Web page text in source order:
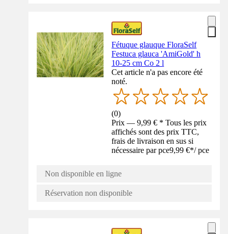
Fétuque glauque FloraSelf
Festuca glauca 'AmiGold' h
10-25 cm Co 2 l
Cet article n'a pas encore été
noté.
(0)
Prix — 9,99 € * Tous les prix
affichés sont des prix TTC,
frais de livraison en sus si
nécessaire par pce9,99 €*/ pce
Non disponible en ligne
Réservation non disponible